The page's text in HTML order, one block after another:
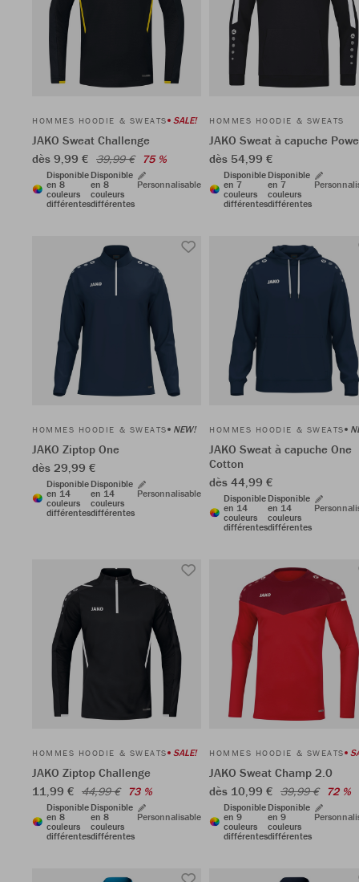
HOMMES HOODIE & SWEATS SALE!
JAKO Sweat Challenge
dès 9,99 € 39,99 € 75 %
Disponible
en 8
couleurs
différentes
Disponible
en 8
couleurs
différentes
Personnalisable
HOMMES HOODIE & SWEATS
JAKO Sweat à capuche
dès 54,99 €
Disponible
en 7
couleurs
différentes
Disponible
en 7
couleurs
différentes
HOMMES HOODIE & SWEATS NEW!
JAKO Ziptop One
dès 29,99 €
Disponible
en 14
couleurs
différentes
Disponible
en 14
couleurs
différentes
Personnalisable
HOMMES HOODIE & SWEATS
JAKO Sweat à capuche One
Cotton
dès 44,99 €
Disponible
en 14
couleurs
différentes
Disponible
en 14
couleurs
différentes
HOMMES HOODIE & SWEATS SALE!
JAKO Ziptop Challenge
11,99 € 44,99 € 73 %
Disponible
en 8
couleurs
différentes
Disponible
en 8
couleurs
différentes
Personnalisable
HOMMES HOODIE & SWEATS
JAKO Sweat Champ 2.0
dès 10,99 € 39,99 € 72 %
Disponible
en 9
couleurs
différentes
Disponible
en 9
couleurs
différentes